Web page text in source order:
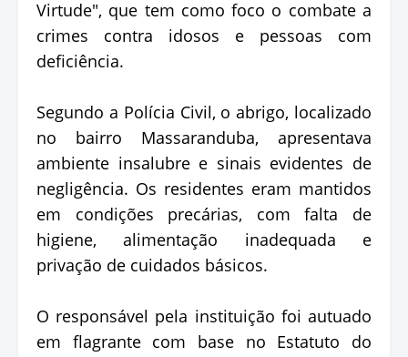
Virtude", que tem como foco o combate a
crimes contra idosos e pessoas com
deficiência.
Segundo a Polícia Civil, o abrigo, localizado
no bairro Massaranduba, apresentava
ambiente insalubre e sinais evidentes de
negligência. Os residentes eram mantidos
em condições precárias, com falta de
higiene, alimentação inadequada e
privação de cuidados básicos.
O responsável pela instituição foi autuado
em flagrante com base no Estatuto do